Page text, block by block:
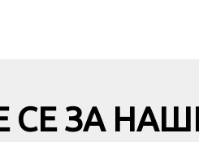
СЕ ЗА